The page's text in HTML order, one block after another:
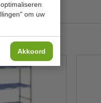
om uw
Akkoord